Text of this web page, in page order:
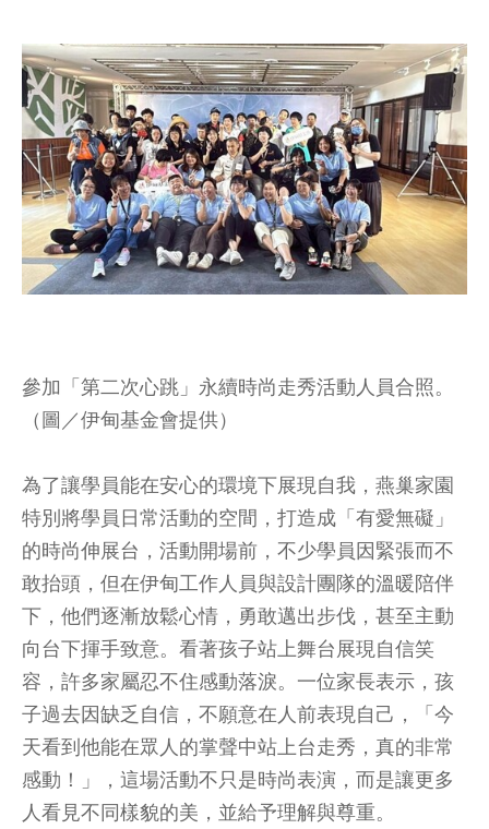
參加「第二次心跳」永續時尚走秀活動人員合照。
（圖／伊甸基金會提供）
為了讓學員能在安心的環境下展現自我，燕巢家園
特別將學員日常活動的空間，打造成「有愛無礙」
的時尚伸展台，活動開場前，不少學員因緊張而不
敢抬頭，但在伊甸工作人員與設計團隊的溫暖陪伴
下，他們逐漸放鬆心情，勇敢邁出步伐，甚至主動
向台下揮手致意。看著孩子站上舞台展現自信笑
容，許多家屬忍不住感動落淚。一位家長表示，孩
子過去因缺乏自信，不願意在人前表現自己，「今
天看到他能在眾人的掌聲中站上台走秀，真的非常
感動！」，這場活動不只是時尚表演，而是讓更多
人看見不同樣貌的美，並給予理解與尊重。